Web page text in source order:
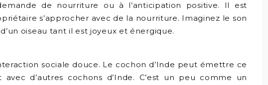
de nourriture ou à l’anticipation positive. Il est
s’approcher avec de la nourriture. Imaginez le son
oiseau tant il est joyeux et énergique.
sociale douce. Le cochon d’Inde peut émettre ce
d’autres cochons d’Inde. C’est un peu comme un